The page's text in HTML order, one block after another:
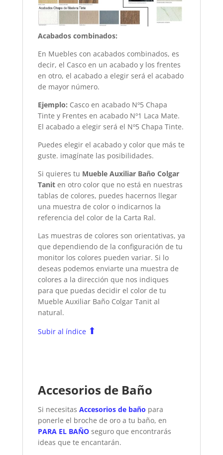
Acabados combinados:
En Muebles con acabados combinados, es
decir, el Casco en un acabado y los frentes
en otro, el acabado a elegir será el acabado
de mayor número.
Ejemplo: Casco en acabado Nº5 Chapa
Tinte y Frentes en acabado Nº1 Laca Mate.
El acabado a elegir será el Nº5 Chapa Tinte.
Puedes elegir el acabado y color que más te
guste. imagínate las posibilidades.
Si quieres tu Mueble Auxiliar Baño Colgar
Taniten otro color que no está en nuestras
tablas de colores, puedes hacernos llegar
una muestra de color o indicarnos la
referencia del color de la Carta Ral.
Las muestras de colores son orientativas, ya
que dependiendo de la configuración de tu
monitor los colores pueden variar. Si lo
deseas podemos enviarte una muestra de
colores a la dirección que nos indiques
para que puedas decidir el color de tu
Mueble Auxiliar Baño Colgar Tanit al
natural.
Subir al índice ⬆
Accesorios de Baño
Si necesitas Accesorios de baño para
ponerle el broche de oro a tu baño, en
PARA EL BAÑOseguro que encontrarás
ideas que te encantarán.